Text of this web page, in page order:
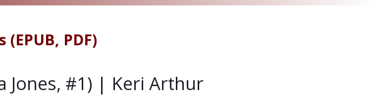
PDF)
Jones, #1) | Keri Arthur